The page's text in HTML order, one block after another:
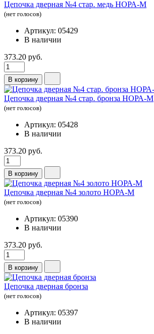
Цепочка дверная №4 стар. медь НОРА-М
(нет голосов)
Артикул: 05429
В наличии
373.20 руб.
В корзину
Цепочка дверная №4 стар. бронза НОРА-М
(нет голосов)
Артикул: 05428
В наличии
373.20 руб.
В корзину
Цепочка дверная №4 золото НОРА-М
(нет голосов)
Артикул: 05390
В наличии
373.20 руб.
В корзину
Цепочка дверная бронза
(нет голосов)
Артикул: 05397
В наличии